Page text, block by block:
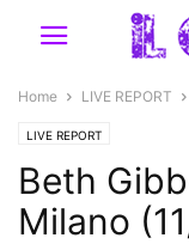
Home LIVE REPORT
LIVE REPORT
Beth
Milano